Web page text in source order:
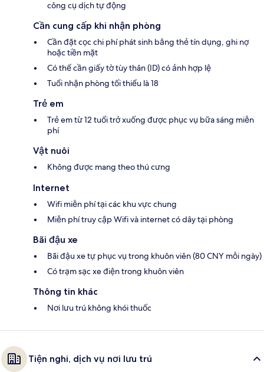
công cụ dịch tự động
Cần cung cấp khi nhận phòng
Cần đặt cọc chi phí phát sinh bằng thẻ tín dụng, ghi nợ
hoặc tiền mặt
Có thể cần giấy tờ tùy thân (ID) có ảnh hợp lệ
Tuổi nhận phòng tối thiểu là 18
Trẻ em
Trẻ em từ 12 tuổi trở xuống được phục vụ bữa sáng miễn
phí
Vật nuôi
Không được mang theo thú cưng
Internet
Wifi miễn phí tại các khu vực chung
Miễn phí truy cập Wifi và internet có dây tại phòng
Bãi đậu xe
Bãi đậu xe tự phục vụ trong khuôn viên (80 CNY mỗi ngày)
Có trạm sạc xe điện trong khuôn viên
Thông tin khác
Nơi lưu trú không khói thuốc
Tiện nghi, dịch vụ nơi lưu trú